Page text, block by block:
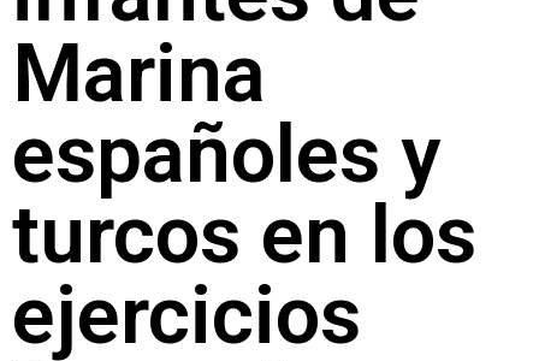
Marina
españoles y
turcos en los
ejercicios